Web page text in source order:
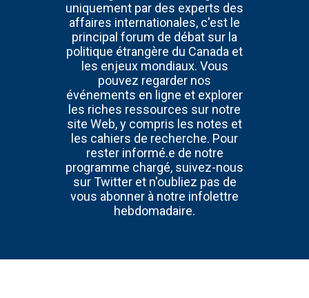
uniquement par des experts des
affaires internationales, c'est le
principal forum de débat sur la
politique étrangère du Canada et
les enjeux mondiaux. Vous
pouvez regarder nos
événements en ligne et explorer
les riches ressources sur notre
site Web, y compris les notes et
les cahiers de recherche. Pour
rester informé.e de notre
programme chargé, suivez-nous
sur Twitter et n'oubliez pas de
vous abonner à notre infolettre
hebdomadaire.